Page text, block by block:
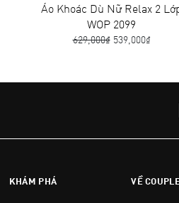
Áo Khoác Dù Nữ Relax 2 Lớp
WOP 2099
629,000₫ 539,000₫
KHÁM PHÁ VỀ